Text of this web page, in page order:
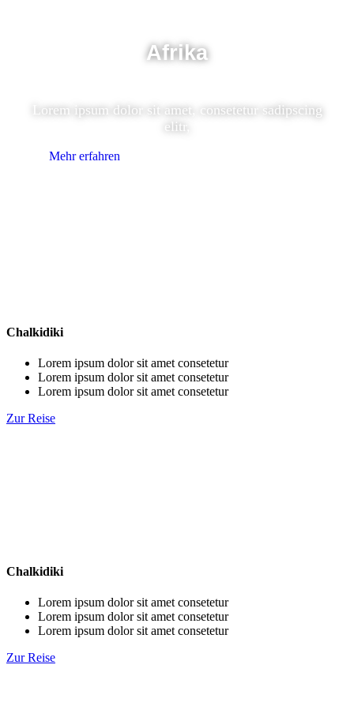
Afrika
Lorem ipsum dolor sit amet, consetetur sadipscing
elitr,
Mehr erfahren
Chalkidiki
Lorem ipsum dolor sit amet consetetur
Lorem ipsum dolor sit amet consetetur
Lorem ipsum dolor sit amet consetetur
Zur Reise
Chalkidiki
Lorem ipsum dolor sit amet consetetur
Lorem ipsum dolor sit amet consetetur
Lorem ipsum dolor sit amet consetetur
Zur Reise